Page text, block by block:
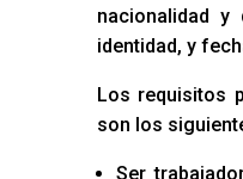
nacionalidad y
identidad, y
Los requisitos
son los
Ser